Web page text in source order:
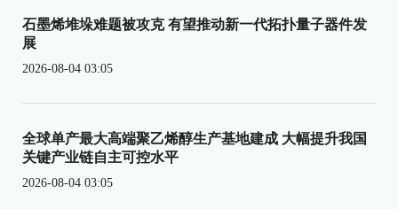
石墨烯堆垛难题被攻克 有望推动新一代拓扑量子器件发
展
2026-08-04 03:05
全球单产最大高端聚乙烯醇生产基地建成 大幅提升我国
关键产业链自主可控水平
2026-08-04 03:05